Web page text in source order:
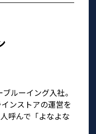
ルーイング入社。
ンストアの運営を
呼んで「よなよな